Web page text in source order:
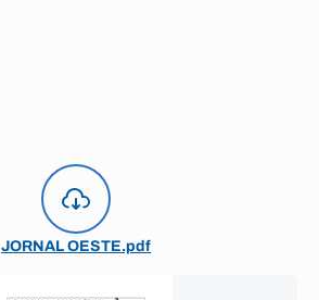
JORNAL OESTE.pdf